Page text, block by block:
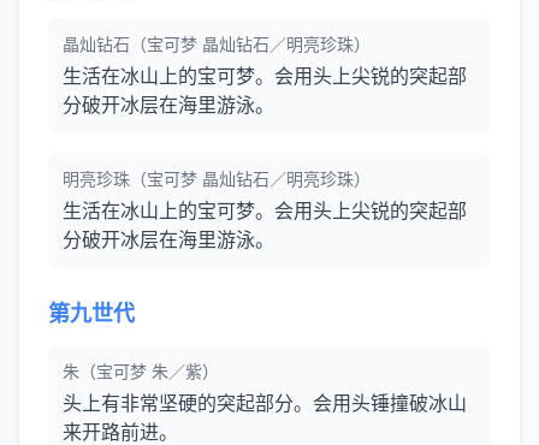
晶灿钻石（宝可梦 晶灿钻石／明亮珍珠）
生活在冰山上的宝可梦。会用头上尖锐的突起部
分破开冰层在海里游泳。
明亮珍珠（宝可梦 晶灿钻石／明亮珍珠）
生活在冰山上的宝可梦。会用头上尖锐的突起部
分破开冰层在海里游泳。
第九世代
朱（宝可梦 朱／紫）
头上有非常坚硬的突起部分。会用头锤撞破冰山
来开路前进。